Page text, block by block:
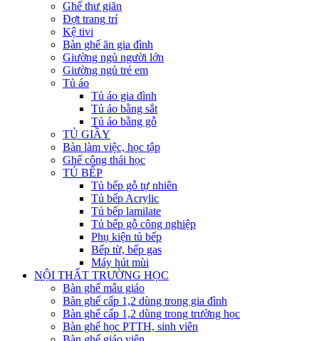
Ghế thư giãn
Đợt trang trí
Kệ tivi
Bàn ghế ăn gia đình
Giường ngủ người lớn
Giường ngủ trẻ em
Tủ áo
Tủ áo gia đình
Tủ áo bằng sắt
Tủ áo bằng gỗ
TỦ GIẦY
Bàn làm việc, học tập
Ghế công thái học
TỦ BẾP
Tủ bếp gỗ tự nhiên
Tủ bếp Acrylic
Tủ bếp lamilate
Tủ bếp gỗ công nghiệp
Phụ kiện tủ bếp
Bếp từ, bếp gas
Máy hút mùi
NỘI THẤT TRƯỜNG HỌC
Bàn ghế mẫu giáo
Bàn ghế cấp 1,2 dùng trong gia đình
Bàn ghế cấp 1,2 dùng trong trường học
Bàn ghế học PTTH, sinh viên